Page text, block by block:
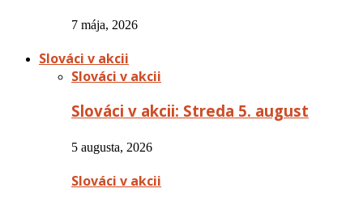
7 mája, 2026
Slováci v akcii
Slováci v akcii
Slováci v akcii: Streda 5. august
5 augusta, 2026
Slováci v akcii